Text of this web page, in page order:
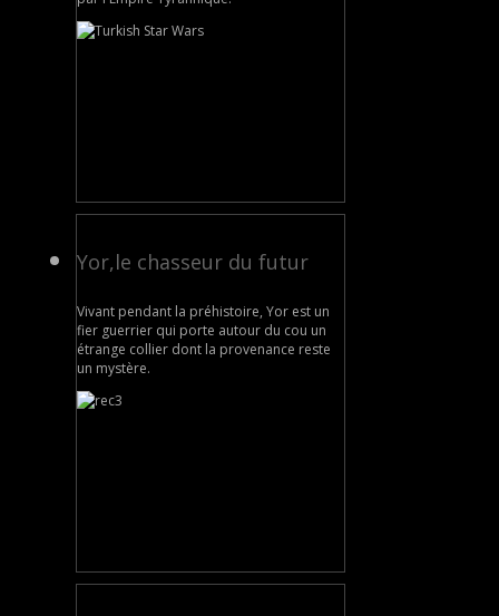
Yor,le chasseur du futur
Vivant pendant la préhistoire, Yor est un
fier guerrier qui porte autour du cou un
étrange collier dont la provenance reste
un mystère.